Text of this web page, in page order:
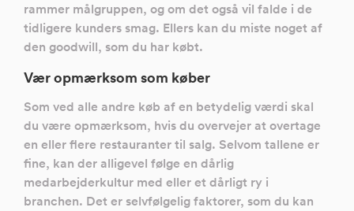
rammer målgruppen, og om det også vil falde i de
tidligere kunders smag. Ellers kan du miste noget af
den goodwill, som du har købt.
Vær opmærksom som køber
Som ved alle andre køb af en betydelig værdi skal
du være opmærksom, hvis du overvejer at overtage
en eller flere restauranter til salg. Selvom tallene er
fine, kan der alligevel følge en dårlig
medarbejderkultur med eller et dårligt ry i
branchen. Det er selvfølgelig faktorer, som du kan